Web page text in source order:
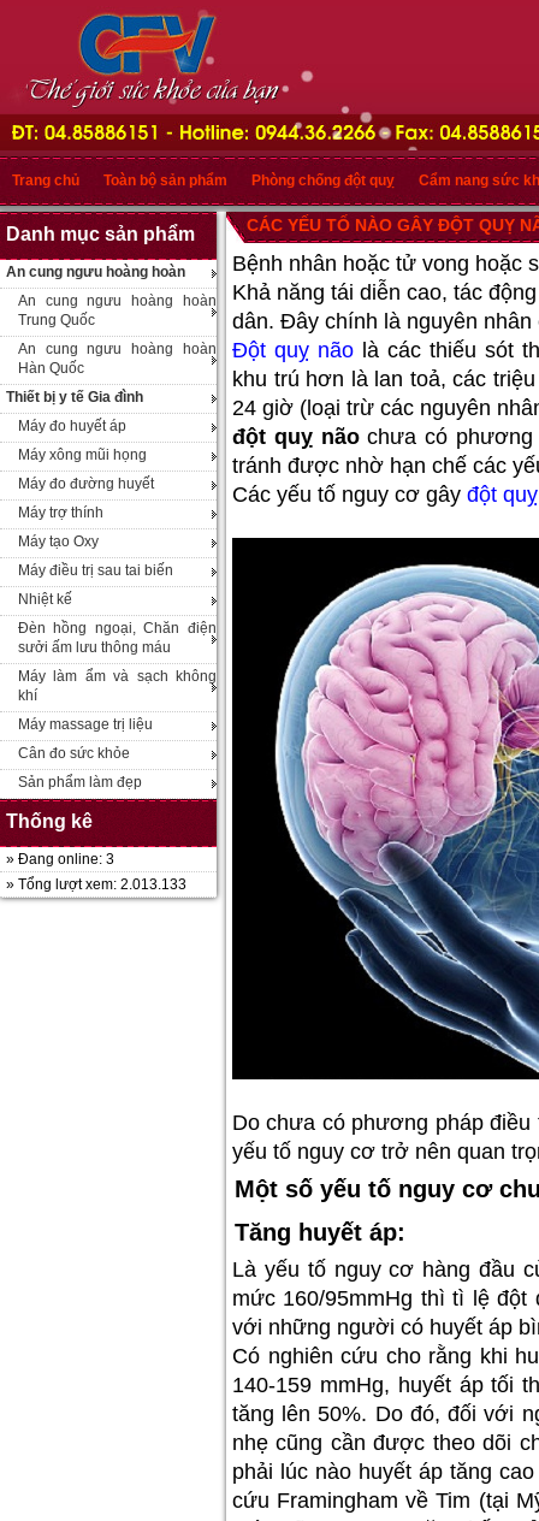
Trang chủ Toàn bộ sản phẩm Phòng chống đột quỵ Cẩm nang sức
Danh mục sản phẩm
An cung ngưu hoàng hoàn
An cung ngưu hoàng hoàn
Trung Quốc
An cung ngưu hoàng hoàn
Hàn Quốc
Thiết bị y tế Gia đình
Máy đo huyết áp
Máy xông mũi họng
Máy đo đường huyết
Máy trợ thính
Máy tạo Oxy
Máy điều trị sau tai biến
Nhiệt kế
Đèn hồng ngoại, Chăn điện
sưởi ấm lưu thông máu
Máy làm ẩm và sạch không
khí
Máy massage trị liệu
Cân đo sức khỏe
Sản phẩm làm đẹp
Thống kê
» Đang online: 3
» Tổng lượt xem: 2.013.133
CÁC YẾU TỐ NÀO GÂY ĐỘT QUỴ
Bệnh nhân hoặc tử vong hoặc
Khả năng tái diễn cao, tác
dân. Đây chính là nguyên
Đột quỵ nãolà các thiếu sót
khu trú hơn là lan toả, các
24 giờ (loại trừ các nguyên
đột quỵ nãochưa có phương
tránh được nhờ hạn chế các
Các yếu tố nguy cơ gây đột quỵ
Do chưa có phương pháp
yếu tố nguy cơ trở nên quan
Một số yếu tố nguy cơ
Tăng huyết áp:
Là yếu tố nguy cơ hàng đầu
mức 160/95mmHg thì tì lệ
với những người có huyết áp
Có nghiên cứu cho rằng khi
140-159 mmHg, huyết áp tối
tăng lên 50%. Do đó, đối với
nhẹ cũng cần được theo dõi
phải lúc nào huyết áp tăng
cứu Framingham về Tim (tại